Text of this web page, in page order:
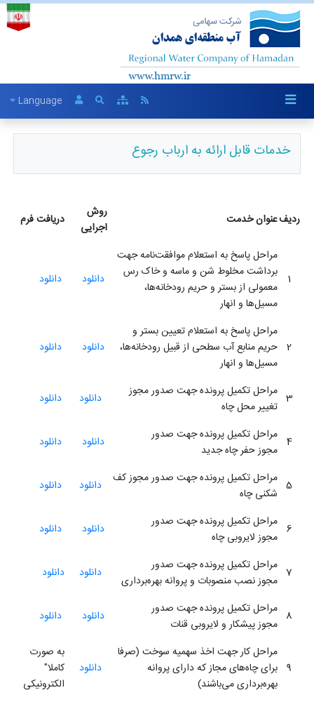
Language
خدمات قابل ارائه به ارباب رجوع
ردیفعنوان خدمت
روش
اجرایی
دریافت فرم
1
مراحل پاسخ به استعلام موافقت‌نامه جهت
برداشت مخلوط شن و ماسه و خاک رس
معمولی از بستر و حریم رودخانه‌ها،
مسیل‌ها و انهار
دانلود دانلود
2
مراحل پاسخ به استعلام تعیین بستر و
حریم منابع آب سطحی از قبیل رودخانه‌ها،
مسیل‌ها و انهار
دانلود دانلود
3 مراحل تکمیل پرونده جهت صدور مجوز
تغییر محل چاه
دانلود دانلود
4 مراحل تکمیل پرونده جهت صدور
مجوز حفر چاه جدید
دانلود دانلود
5 مراحل تکمیل پرونده جهت صدور مجوز کف
شکنی چاه
دانلود دانلود
6 مراحل تکمیل پرونده جهت صدور
مجوز لایروبی چاه
دانلود دانلود
7 مراحل تکمیل پرونده جهت صدور
مجوز نصب منصوبات و پروانه بهره‌برداری
دانلود دانلود
8 مراحل تکمیل پرونده جهت صدور
مجوز پیشکار و لایروبی قنات
دانلود دانلود
9
مراحل کار جهت اخذ سهمیه سوخت (صرفا
برای چاه‌های مجاز که دارای پروانه
بهره‌برداری می‌باشند)
دانلود
به صورت
کاملا"
الکترونیکی